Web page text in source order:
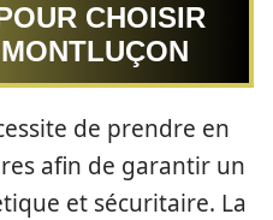
CHOISIR
de prendre en
afin de garantir un
et sécuritaire. La